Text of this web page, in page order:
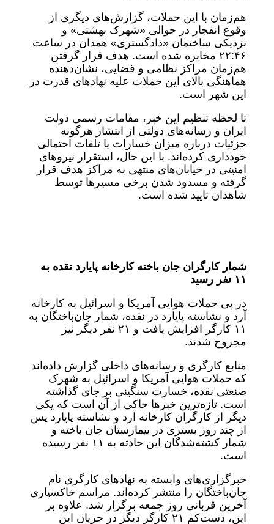
هم‌زمان با این حملات، گزارش‌های دیگری از
وقوع انفجار در حوالی «شهرک بهشتی» و
نزدیکی ساختمان «دادگستری» همدان در ساعت
۲۲:۴۶ مخابره شده است. هدف قرار گرفتن
هم‌زمان مراکز نظامی و قضایی، نشان‌دهنده
هماهنگی بالای این حملات علیه نهادهای قدرت در
این شهر است.
تا لحظه تنظیم این خبر، مقامات رسمی دولت
ایران و رسانه‌های دولتی از انتشار هرگونه
جزئیات درباره میزان خسارات یا تلفات احتمالی
خودداری کرده‌اند. با این حال، استقرار نیروهای
امنیتی در خیابان‌های منتهی به مراکز هدف قرار
گرفته و مسدود شدن برخی مسیرها توسط
شاهدان تایید شده است.
شمار کارگران جان باخته کارخانه پایارد نقده به
۱۱ نفر رسید
در پی حملات هوایی آمریکا و اسرائیل به کارخانه
آرد و نشاسته پایارد در نقده، شمار جان‌باختگان به
۱۱ کارگر افزایش یافت و ۲۱ نفر دیگر نیز
مجروح شدند.
منابع کارگری و رسانه‌های داخلی گزارش داده‌اند
که حملات هوایی آمریکا و اسرائیل به شهرک
صنعتی نقده، خسارت سنگینی بر جای گذاشته
است. تازه‌ترین خبرها حاکی از آن است که یکی
دیگر از کارگران کارخانه آرد و نشاسته پایارد پس
از چند روز بستری در بیمارستان جان باخته و
شمار کشته‌شدگان این حادثه به ۱۱ نفر رسیده
است.
خبرگزاری‌های وابسته به نهادهای کارگری نام
جان‌باختگان را منتشر کرده‌اند. مراسم خاکسپاری
آخرین قربانی روز جمعه برگزار شد. علاوه بر
این، دست‌کم ۲۱ کارگر دیگر در جریان این